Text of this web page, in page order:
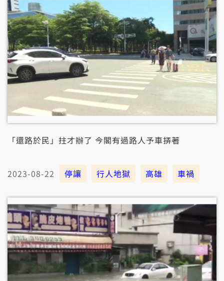
「還路於民」拄才辦了 今閣有過路人予車挵著
2023-08-22 停讓 行人地獄 高雄 車禍